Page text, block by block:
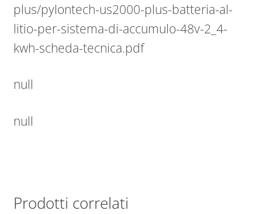
plus/pylontech-us2000-plus-batteria-al-
litio-per-sistema-di-accumulo-48v-2_4-
kwh-scheda-tecnica.pdf
null
null
Prodotti correlati